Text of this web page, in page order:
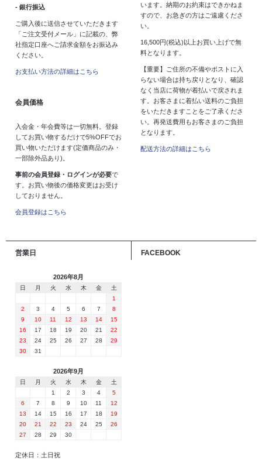
- 銀行振込
ご購入後に送信させていただきます
「ご注文受付メール」に記載の、弊
社指定口座へご請求金額をお振込み
ください。
お支払い方法の詳細はこちら
会員価格
入会金・年会費等は一切無料。登録
してお買い物するだけで5%OFFでお
買い物いただけます(定価商品のみ・
一部除外品あり)。
事前の会員登録・ログインが必要で
す。お買い物後の価格変更はお受け
しておりません。
会員登録はこちら
います。納期のお約束はできかねま
すので、お急ぎの方はご遠慮くださ
い。
16,500円(税込)以上お買い上げで無
料となります。
【重要】ご住所の不備やポストに入
らない場合は持ち戻りとなり、確認
なく当店に荷物が着払いで戻されま
す。お客さまに着払い送料のご負担
をいただきますことをご了承くださ
い。再発送費用もお客さまのご負担
となります。
配送方法の詳細はこちら
営業日
2026年8月
日 月 火 水 木 金
土
1
2
3 4 5 6 7
8
9
10 11 12 13 14
15
16
17 18 19 20 21
22
23
24 25 26 27 28
29
30
31
2026年9月
日 月 火 水 木 金
土
1
2 3 4
5
6
7 8 9 10 11
12
13
14 15 16 17 18
19
20
21 22 23 24 25
26
27
28 29 30
定休日：土日祝
FACEBOOK